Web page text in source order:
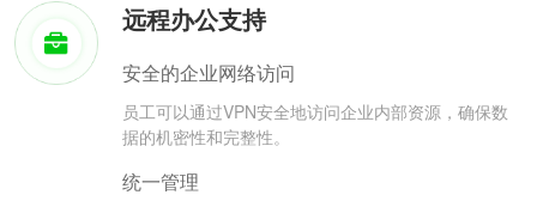
远程办公支持
安全的企业网络访问
员工可以通过VPN安全地访问企业内部资源，确保数
据的机密性和完整性。
统一管理